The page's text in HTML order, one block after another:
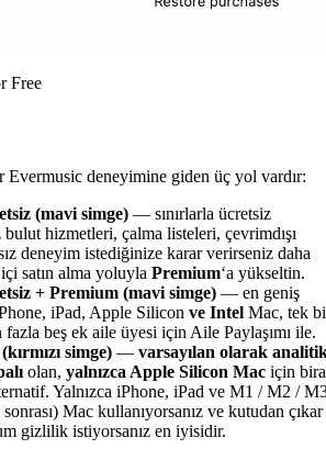
Free
deneyimine giden üç yol vardır:
(mavi simge) — sınırlarla ücretsiz
bulut hizmetleri, çalma listeleri, çevrimdışı
deneyim istediğinize karar verirseniz daha
satın alma yoluyla Premium‘a yükseltin.
+ Premium (mavi simge) — en geniş
iPad, Apple Silicon ve Intel Mac, tek
fazla beş ek aile üyesi için Aile Paylaşımı ile.
simge) — varsayılan olarak
olan, yalnızca Apple Silicon Mac için
Yalnızca iPhone, iPad ve M1 / M2 /
Mac kullanıyorsanız ve kutudan çıkar
gizlilik istiyorsanız en iyisidir.